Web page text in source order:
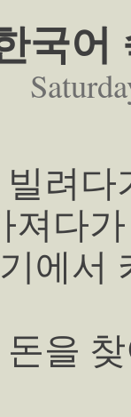
국어
려
져다
에서
을